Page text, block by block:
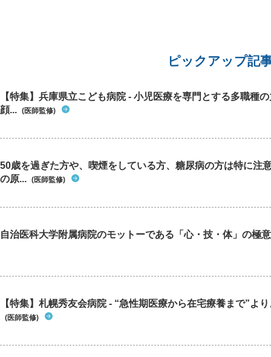
ピックアップ記
【特集】兵庫県立こども病院 - 小児医療を専門とする多職種
顔... (医師監修)
50歳を過ぎた方や、喫煙をしている方、糖尿病の方は特に注
の原... (医師監修)
自治医科大学附属病院のモットーである「心・技・体」の極意
【特集】札幌秀友会病院 - “急性期医療から在宅療養まで”よ
(医師監修)